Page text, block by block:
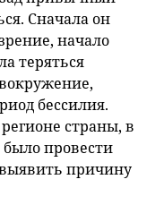
Сначала он
начало
теряться
бессилия.
страны, в
было провести
причину